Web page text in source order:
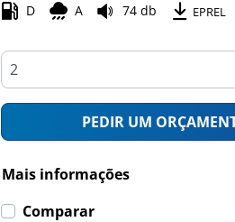
D A 74 db EPREL
PEDIR UM
Mais informações
Comparar